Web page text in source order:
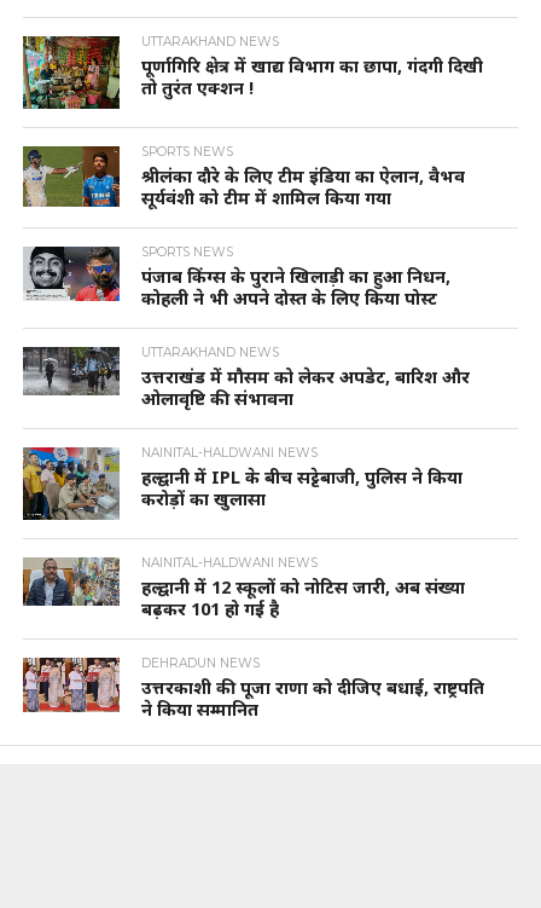
UTTARAKHAND NEWS
पूर्णागिरि क्षेत्र में खाद्य विभाग का छापा, गंदगी दिखी
तो तुरंत एक्शन !
SPORTS NEWS
श्रीलंका दौरे के लिए टीम इंडिया का ऐलान, वैभव
सूर्यवंशी को टीम में शामिल किया गया
SPORTS NEWS
पंजाब किंग्स के पुराने खिलाड़ी का हुआ निधन,
कोहली ने भी अपने दोस्त के लिए किया पोस्ट
UTTARAKHAND NEWS
उत्तराखंड में मौसम को लेकर अपडेट, बारिश और
ओलावृष्टि की संभावना
NAINITAL-HALDWANI NEWS
हल्द्वानी में IPL के बीच सट्टेबाजी, पुलिस ने किया
करोड़ों का खुलासा
NAINITAL-HALDWANI NEWS
हल्द्वानी में 12 स्कूलों को नोटिस जारी, अब संख्या
बढ़कर 101 हो गई है
DEHRADUN NEWS
उत्तरकाशी की पूजा राणा को दीजिए बधाई, राष्ट्रपति
ने किया सम्मानित